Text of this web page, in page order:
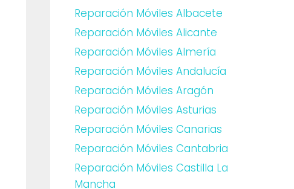
Reparación Móviles Albacete
Reparación Móviles Alicante
Reparación Móviles Almería
Reparación Móviles Andalucía
Reparación Móviles Aragón
Reparación Móviles Asturias
Reparación Móviles Canarias
Reparación Móviles Cantabria
Reparación Móviles Castilla La
Mancha